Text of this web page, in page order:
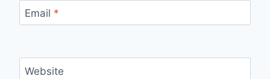
Email *
Website